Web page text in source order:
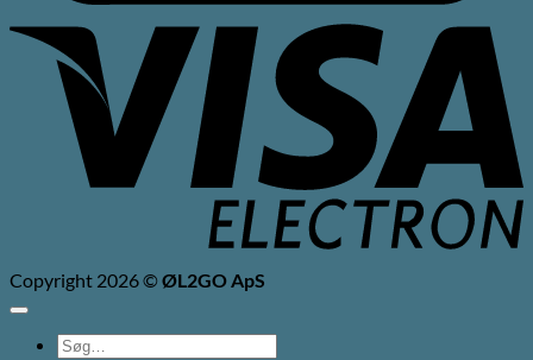
Copyright 2026 ©ØL2GO ApS
Søg